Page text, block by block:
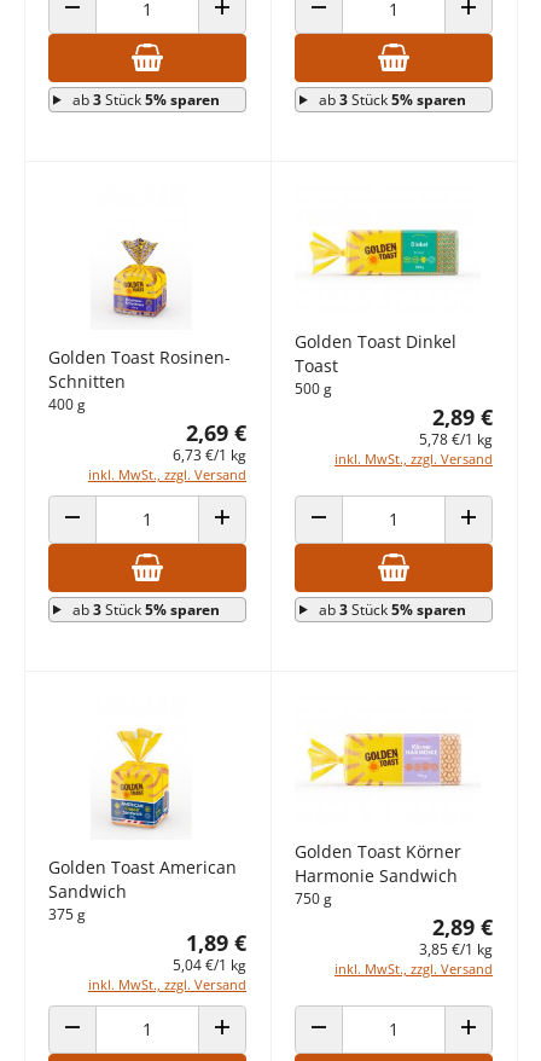
ANZAHL VERRINGERN ANZAHL ERHÖHEN
ab3Stück5% sparen
ANZAHL VERRINGERN ANZAHL
ab3Stück5% sparen
Golden Toast Rosinen-
Schnitten
400 g
2,69 €
6,73 €/1 kg
inkl. MwSt., zzgl. Versand
ANZAHL VERRINGERN ANZAHL ERHÖHEN
ab3Stück5% sparen
Golden Toast Dinkel
Toast
500 g
2,89 €
5,78 €/1 kg
inkl. MwSt., zzgl. Versand
ANZAHL VERRINGERN ANZAHL
ab3Stück5% sparen
Golden Toast American
Sandwich
375 g
1,89 €
5,04 €/1 kg
inkl. MwSt., zzgl. Versand
ANZAHL VERRINGERN ANZAHL ERHÖHEN
Golden Toast Körner
Harmonie Sandwich
750 g
2,89 €
3,85 €/1 kg
inkl. MwSt., zzgl. Versand
ANZAHL VERRINGERN ANZAHL